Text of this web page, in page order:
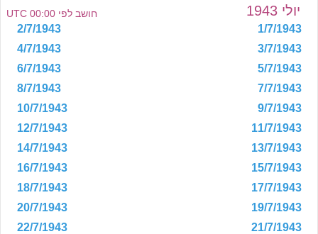
יולי 1943 חושב לפי 00:00 UTC
1/7/1943
2/7/1943
3/7/1943
4/7/1943
5/7/1943
6/7/1943
7/7/1943
8/7/1943
9/7/1943
10/7/1943
11/7/1943
12/7/1943
13/7/1943
14/7/1943
15/7/1943
16/7/1943
17/7/1943
18/7/1943
19/7/1943
20/7/1943
21/7/1943
22/7/1943